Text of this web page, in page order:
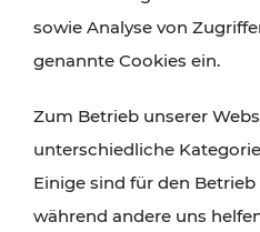
Wien, Niederösterreich
Wanderungen, Kultur und
Radtouren oder purer
Attraktionen sind mit den
Angeboten des VOR gut
sowie Analyse von
genannte Cookies ein.
Zum Betrieb unserer
unterschiedliche
Einige sind für den
während andere uns